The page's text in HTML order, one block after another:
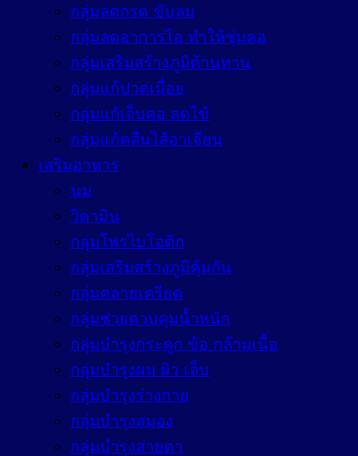
กลุ่มลดกรด ขับลม
กลุ่มลดอาการไอ ทำให้ชุ่มคอ
กลุ่มเสริมสร้างภูมิต้านทาน
กลุ่มแก้ปวดเมื่อย
กลุ่มแก้เจ็บคอ ลดไข้
กลุ่มแก้คลื่นไส้อาเจียน
เสริมอาหาร
นม
วิตามิน
กลุ่มโพรไบโอติก
กลุ่มเสริมสร้างภูมิคุ้มกัน
กลุ่มคลายเครียด
กลุ่มช่วยควบคุมน้ำหนัก
กลุ่มบำรุงกระดูก ข้อ กล้ามเนื้อ
กลุ่มบำรุงผม ผิว เล็บ
กลุ่มบำรุงร่างกาย
กลุ่มบำรุงสมอง
กลุ่มบำรุงสายตา